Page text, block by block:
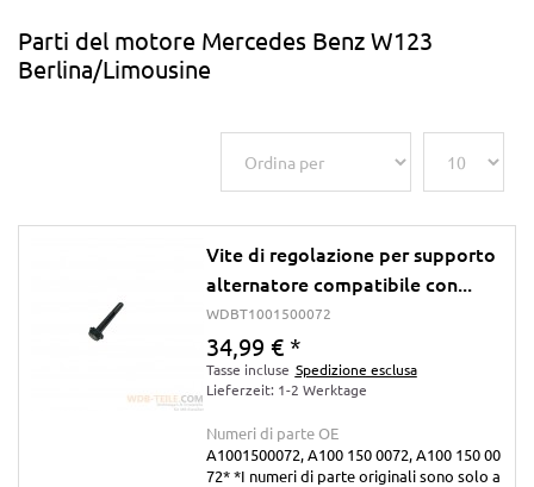
Parti del motore Mercedes Benz W123
Berlina/Limousine
Vite di regolazione per supporto
alternatore compatibile con...
WDBT1001500072
34,99 € *
Tasse incluse Spedizione esclusa
Lieferzeit: 1-2 Werktage
Numeri di parte OE
A1001500072, A100 150 0072, A100 150 00
72* *I numeri di parte originali sono solo a